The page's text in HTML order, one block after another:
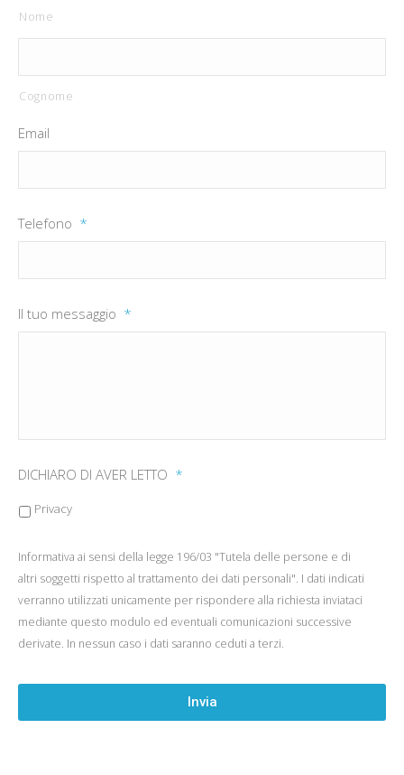
Nome
Cognome
Email
Telefono *
Il tuo messaggio *
DICHIARO DI AVER LETTO *
Privacy
Informativa ai sensi della legge 196/03 "Tutela delle persone e di
altri soggetti rispetto al trattamento dei dati personali". I dati indicati
verranno utilizzati unicamente per rispondere alla richiesta inviataci
mediante questo modulo ed eventuali comunicazioni successive
derivate. In nessun caso i dati saranno ceduti a terzi.